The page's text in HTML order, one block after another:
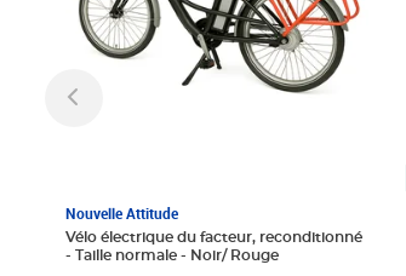
Nouvelle Attitude
Vélo électrique du facteur, reconditionné
- Taille normale - Noir/ Rouge